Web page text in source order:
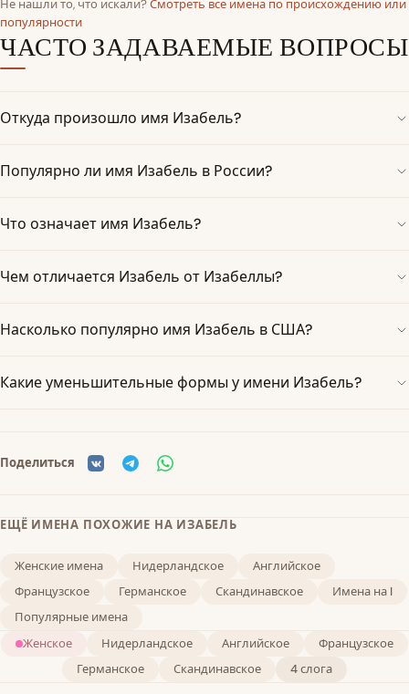
Не нашли то, что искали?Смотреть все имена по происхождению или
популярности
ЧАСТО ЗАДАВАЕМЫЕ ВОПРОСЫ
Откуда произошло имя Изабель?
Популярно ли имя Изабель в России?
Что означает имя Изабель?
Чем отличается Изабель от Изабеллы?
Насколько популярно имя Изабель в США?
Какие уменьшительные формы у имени Изабель?
Поделиться
ЕЩЁ ИМЕНА ПОХОЖИЕ НА ИЗАБЕЛЬ
Женские имена Нидерландское
Английское
Французское
Германское Скандинавское
Имена на I
Популярные имена
Женское
Нидерландское Английское
Французское
Германское
Скандинавское 4 слога